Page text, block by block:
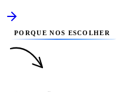
PORQUE NOS ESCOLHER